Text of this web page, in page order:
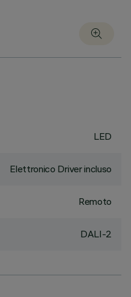
LED
Elettronico Driver incluso
Remoto
DALI-2